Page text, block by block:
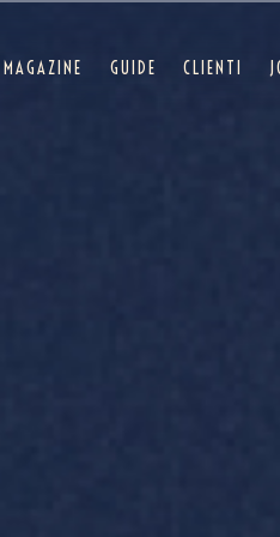
MAGAZINE GUIDE CLIENTI